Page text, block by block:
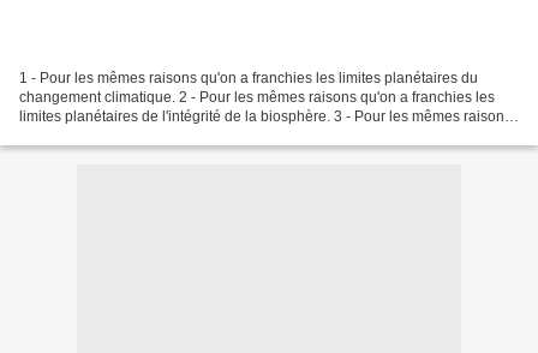
1 - Pour les mêmes raisons qu'on a franchies les limites planétaires du
changement climatique. 2 - Pour les mêmes raisons qu'on a franchies les
limites planétaires de l'intégrité de la biosphère. 3 - Pour les mêmes raisons